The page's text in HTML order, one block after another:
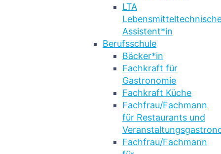
LTA
Assistent*in
Berufsschule
Bäcker*in
Fachkraft für
Gastronomie
Fachkraft Küche
Fachfrau/Fachmann
für Restaurants und
Fachfrau/Fachmann